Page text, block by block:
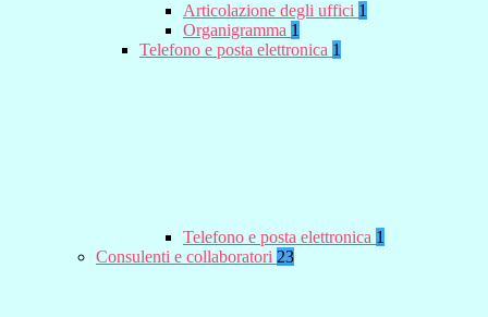
Articolazione degli uffici 1
Organigramma 1
Telefono e posta elettronica 1
Telefono e posta elettronica 1
Consulenti e collaboratori 23